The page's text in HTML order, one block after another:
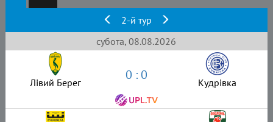
2-й тур
субота, 08.08.2026
Лівий Берег 0 : 0 Кудрівка